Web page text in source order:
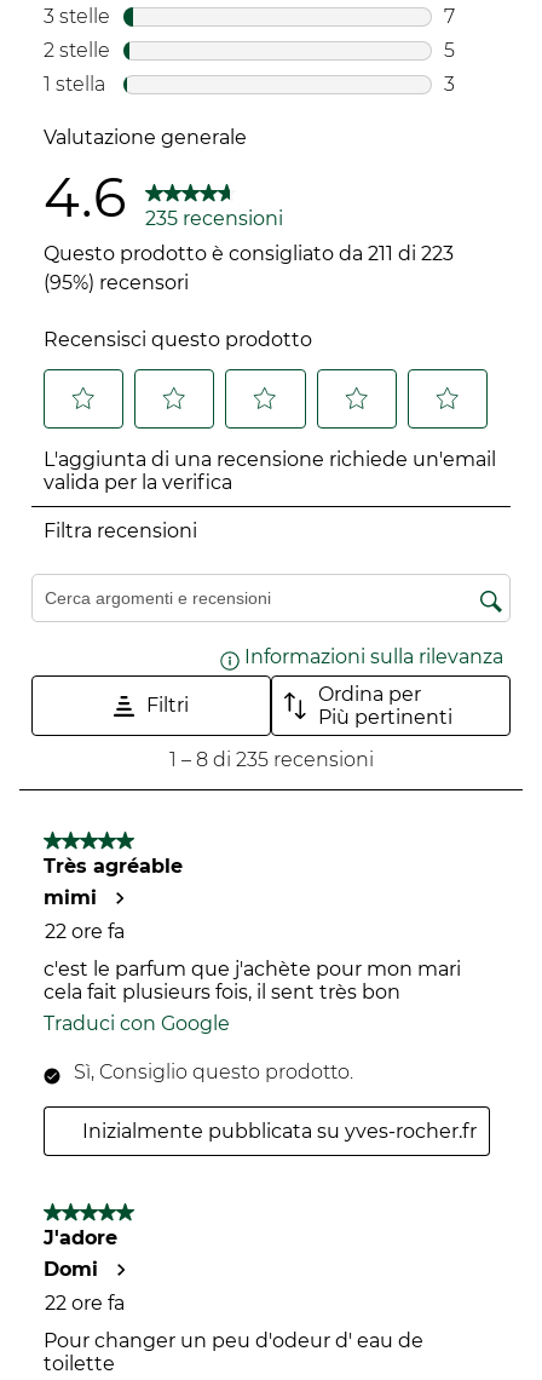
45
3 stelle stelle
7
7
2 stelle stelle
5
5
1 stella stelle
3
Valutazione generale
4.6
235 recensioni
Questo prodotto è consigliato da 211 di 223
(95%) recensori
Recensisci questo prodotto
per
valutare
l'articolo
una
1
Questa
aprirà
modulo
invio.
per
l'articolo
stelle.
azione
aprirà
il
modulo
di
per
stelle.
Questa
azione
il
modulo
di
per
stelle.
Questa
azione
aprirà
il
modulo
di
per
stelle.
Questa
azione
aprirà
il
di
L'aggiunta di una recensione richiede un'email
valida per la verifica
Filtra recensioni
Cerca argomenti e ricerca delle recensioni
Informazioni sulla rilevanza
Filtri
Ordina per
Più pertinenti
235
recensioni.
1 – 8 di 235 recensioni
5 su 5 stelle.
Très agréable
mimi
22 ore fa
c'est le parfum que j'achète pour mon mari
cela fait plusieurs fois, il sent très bon
Traduci con Google
Sì, Consiglio questo prodotto.
Inizialmente pubblicata su yves-rocher.fr
5 su 5 stelle.
J'adore
Domi
22 ore fa
Pour changer un peu d'odeur d' eau de
toilette